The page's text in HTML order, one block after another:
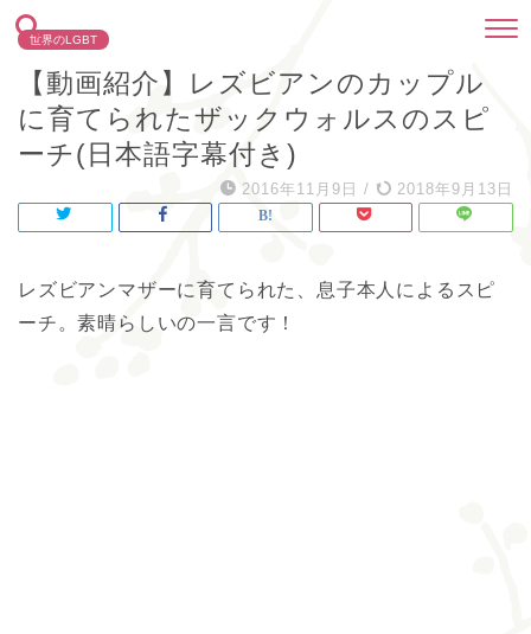
世界のLGBT
【動画紹介】レズビアンのカップル
に育てられたザックウォルスのスピ
ーチ(日本語字幕付き)
2016年11月9日 / 2018年9月13日
レズビアンマザーに育てられた、息子本人によるスピ
ーチ。素晴らしいの一言です！